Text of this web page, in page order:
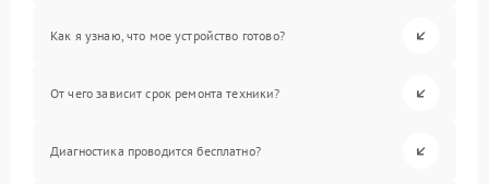
Как я узнаю, что мое устройство готово?
От чего зависит срок ремонта техники?
Диагностика проводится бесплатно?